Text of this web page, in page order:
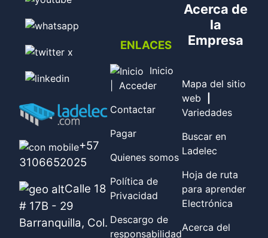
+57
3106652025
Calle 18
# 17B - 29
Barranquilla, Col.
ENLACES
Inicio
|Acceder
Contactar
Pagar
Quienes somos
Política de
Privacidad
Descargo de
responsabilidad
Acerca de
la
Empresa
Mapa del sitio
web
Variedades
Buscar en
Ladelec
Hoja de ruta
para aprender
Electrónica
Acerca del